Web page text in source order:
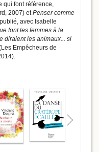
qui font référence,
2007) etPenser comme
avec Isabelle
font les femmes à la
diraient les animaux... si
Empêcheurs de